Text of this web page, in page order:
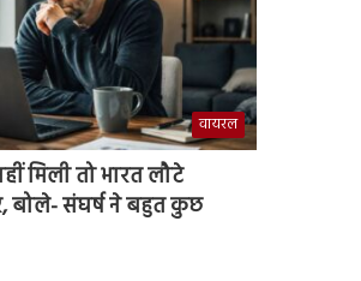
वायरल
मिली तो भारत लौटे
बोले- संघर्ष ने बहुत कुछ